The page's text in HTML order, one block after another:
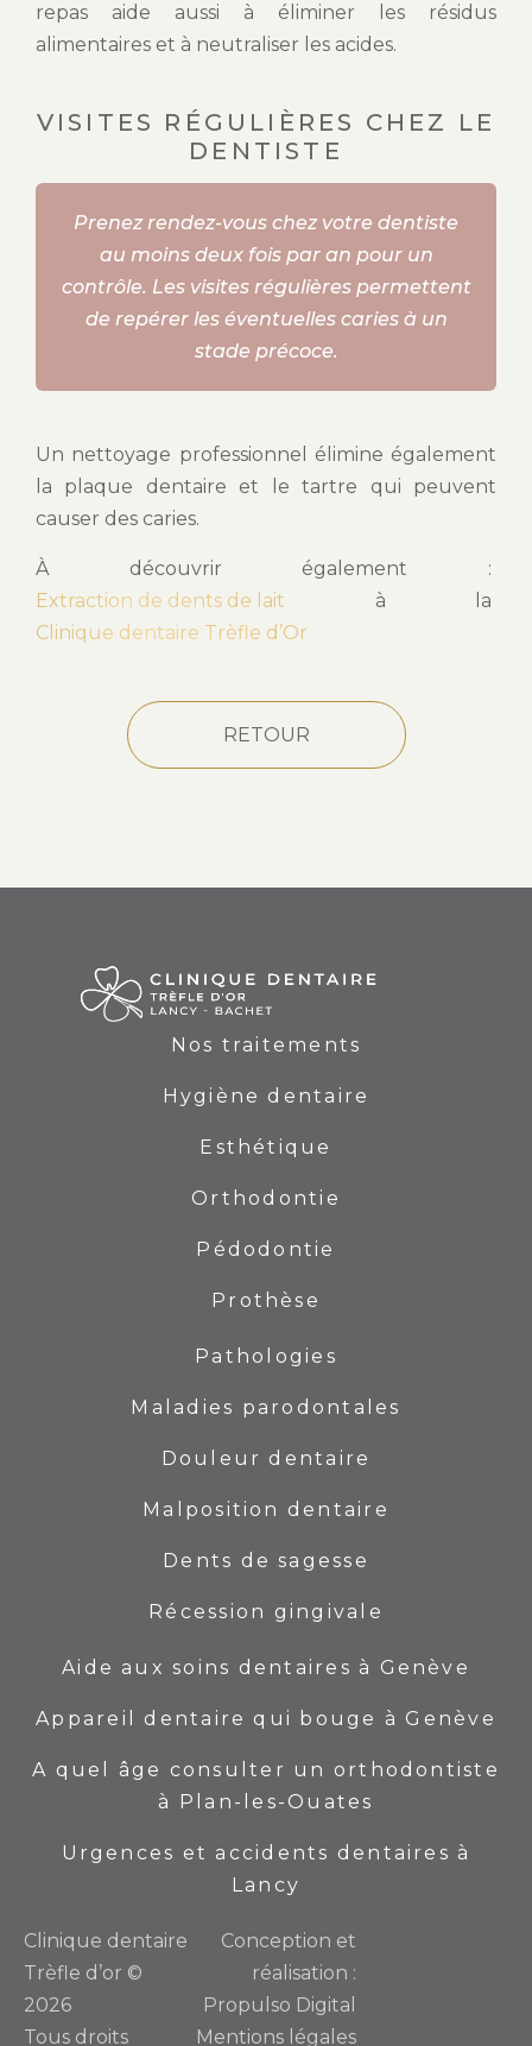
repas aide aussi à éliminer les résidus
alimentaires et à neutraliser les acides.
VISITES RÉGULIÈRES CHEZ LE
DENTISTE
Prenez rendez-vous chez votre dentiste
au moins deux fois par an pour un
contrôle. Les visites régulières permettent
de repérer les éventuelles caries à un
stade précoce.
Un nettoyage professionnel élimine également
la plaque dentaire et le tartre qui peuvent
causer des caries.
À découvrir également :
Extraction de dents de lait à la
Clinique dentaire Trèfle d’Or
RETOUR
Nos traitements
Hygiène dentaire
Esthétique
Orthodontie
Pédodontie
Prothèse
Pathologies
Maladies parodontales
Douleur dentaire
Malposition dentaire
Dents de sagesse
Récession gingivale
Aide aux soins dentaires à Genève
Appareil dentaire qui bouge à Genève
A quel âge consulter un orthodontiste
à Plan-les-Ouates
Urgences et accidents dentaires à
Lancy
Сlinique dentaire
Trèfle d’or ©
2026
Tous droits
Conception et
réalisation :
Propulso Digital
Mentions légales